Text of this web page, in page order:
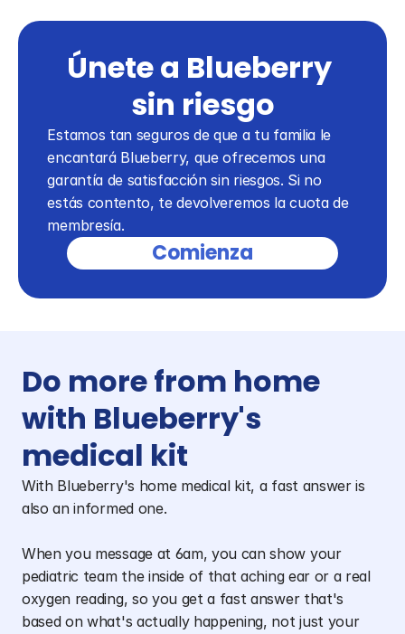
Únete a Blueberry
sin riesgo
Estamos tan seguros de que a tu familia le
encantará Blueberry, que ofrecemos una
garantía de satisfacción sin riesgos. Si no
estás contento, te devolveremos la cuota de
membresía.
Comienza
Do more from home
with Blueberry's
medical kit
With Blueberry's home medical kit, a fast answer is
also an informed one.
When you message at 6am, you can show your
pediatric team the inside of that aching ear or a real
oxygen reading, so you get a fast answer that's
based on what's actually happening, not just your